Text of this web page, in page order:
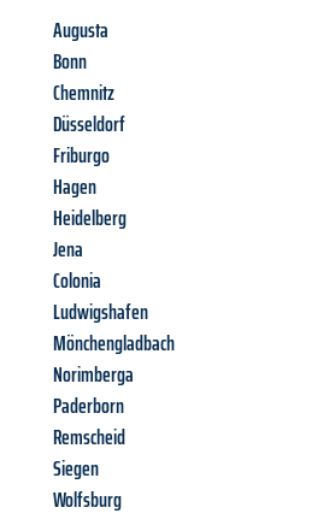
Augusta
Bonn
Chemnitz
Düsseldorf
Friburgo
Hagen
Heidelberg
Jena
Colonia
Ludwigshafen
Mönchengladbach
Norimberga
Paderborn
Remscheid
Siegen
Wolfsburg